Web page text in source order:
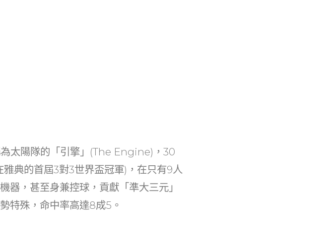
太陽隊的「引擎」(The Engine)，30
典的首屆3對3世界盃冠軍)，在只有9人
器，甚至身兼控球，貢獻「準大三元」
特殊，命中率高達8成5。